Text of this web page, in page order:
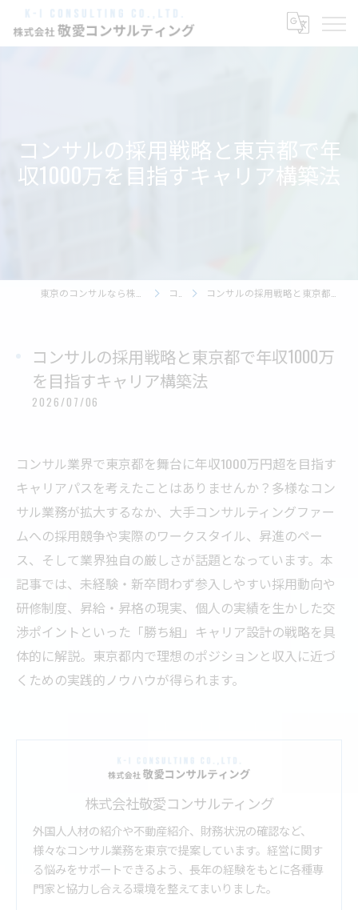
コンサルの採用戦略と東京都で年
収1000万を目指すキャリア構築法
コラム コンサルの採用戦略と東京都で年収1000万を目指すキャリア構築法
コンサルの採用戦略と東京都で年収1000万
を目指すキャリア構築法
2026/07/06
コンサル業界で東京都を舞台に年収1000万円超を目指す
キャリアパスを考えたことはありませんか？多様なコン
サル業務が拡大するなか、大手コンサルティングファー
ムへの採用競争や実際のワークスタイル、昇進のペー
ス、そして業界独自の厳しさが話題となっています。本
記事では、未経験・新卒問わず参入しやすい採用動向や
研修制度、昇給・昇格の現実、個人の実績を生かした交
渉ポイントといった「勝ち組」キャリア設計の戦略を具
体的に解説。東京都内で理想のポジションと収入に近づ
くための実践的ノウハウが得られます。
株式会社敬愛コンサルティング
外国人人材の紹介や不動産紹介、財務状況の確認など、
様々なコンサル業務を東京で提案しています。経営に関す
る悩みをサポートできるよう、長年の経験をもとに各種専
門家と協力し合える環境を整えてまいりました。